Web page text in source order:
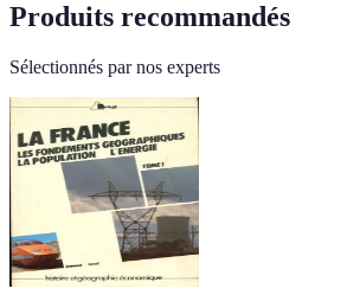
Produits recommandés
Sélectionnés par nos experts